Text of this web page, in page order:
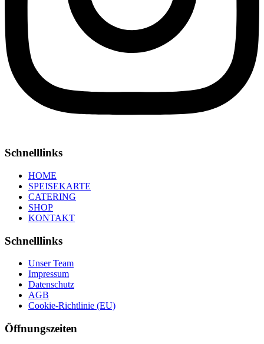
Schnelllinks
HOME
SPEISEKARTE
CATERING
SHOP
KONTAKT
Schnelllinks
Unser Team
Impressum
Datenschutz
AGB
Cookie-Richtlinie (EU)
Öffnungszeiten